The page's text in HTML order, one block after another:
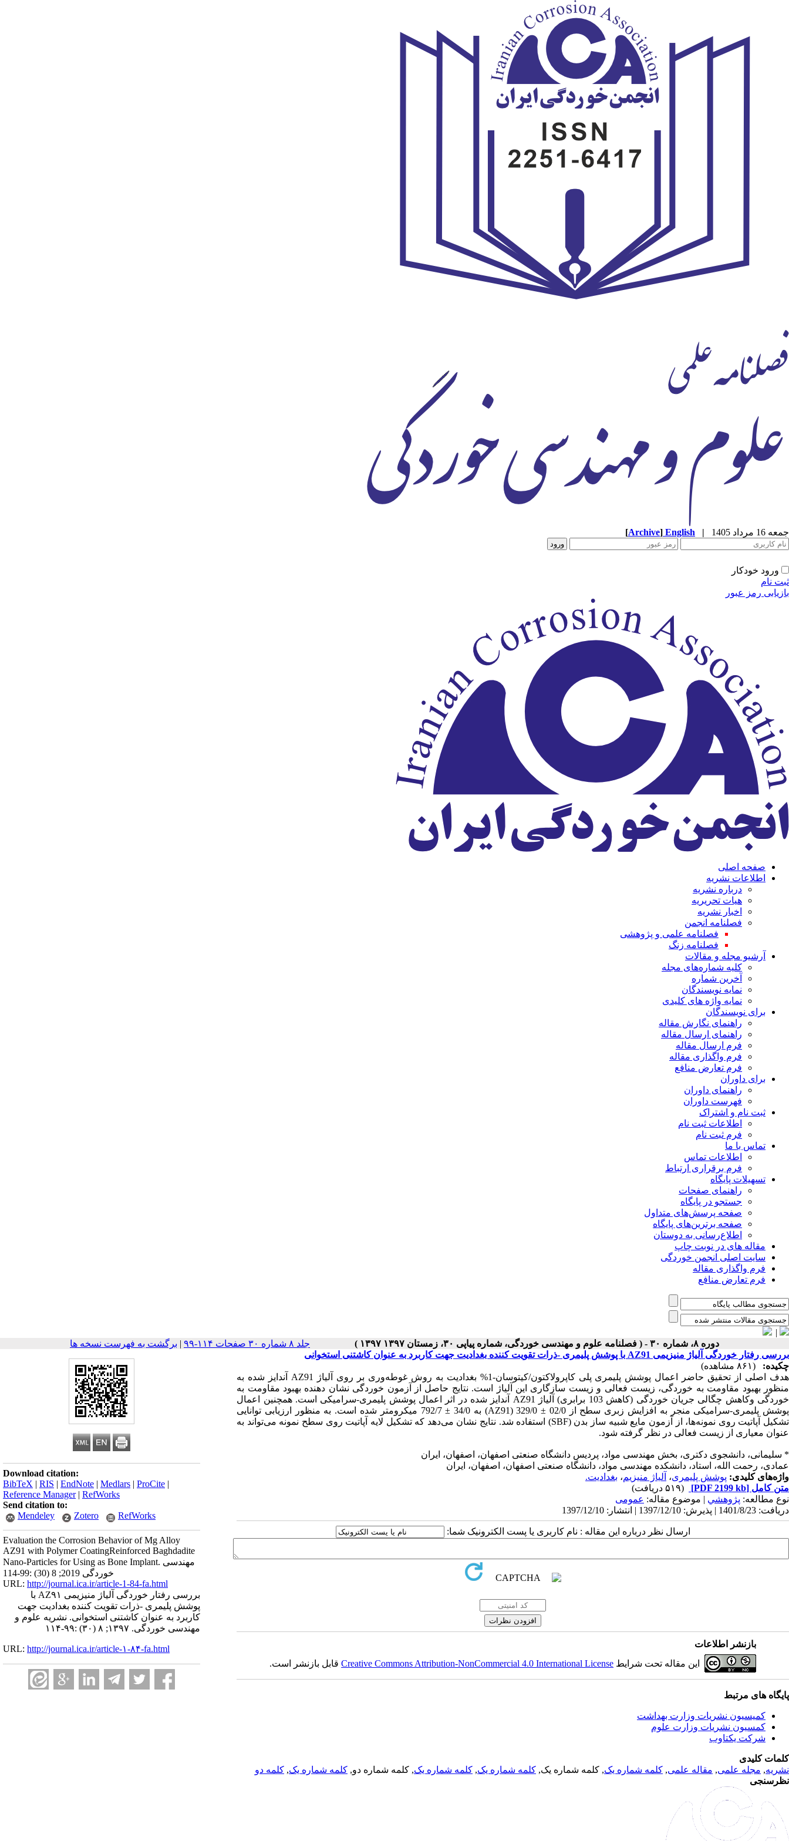
جمعه 16 مرداد 1405 |
English
[Archive]
ورود خودکار
ثبت نام
بازیابی رمز عبور
صفحه اصلی
اطلاعات نشریه
درباره نشریه
هیات تحریریه
اخبار نشریه
فصلنامه انجمن
فصلنامه علمی و پژوهشی
فصلنامه زنگ
آرشیو مجله و مقالات
کلیه شماره‌های مجله
آخرین شماره
نمایه نویسندگان
نمایه واژه های کلیدی
برای نویسندگان
راهنمای نگارش مقاله
راهنمای ارسال مقاله
فرم ارسال مقاله
فرم واگذاری مقاله
فرم تعارض منافع
برای داوران
راهنمای داوران
فهرست داوران
ثبت نام و اشتراک
اطلاعات ثبت نام
فرم ثبت نام
تماس با ما
اطلاعات تماس
فرم برقراری ارتباط
تسهیلات پایگاه
راهنمای صفحات
جستجو در پایگاه
صفحه پرسش‌های متداول
صفحه برترین‌های پایگاه
اطلاع‌رسانی به دوستان
مقاله های در نوبت چاپ
سایت اصلی انجمن خوردگی
فرم واگذاری مقاله
فرم تعارض منافع
|
دوره ۸، شماره ۳۰ - ( فصلنامه علوم و مهندسی خوردگی، شماره پیاپی ۳۰، زمستان ۱۳۹۷ ۱۳۹۷ )
جلد ۸ شماره ۳۰ صفحات ۱۱۴-۹۹ | برگشت به فهرست نسخه ها
Download citation:
BibTeX | RIS | EndNote | Medlars | ProCite |
Reference Manager| RefWorks
Send citation to:
Mendeley
Zotero RefWorks
Evaluation the Corrosion Behavior of Mg Alloy
AZ91 with Polymer CoatingReinforced Baghdadite
Nano-Particles for Using as Bone Implant. مهندسی
خوردگی 2019; 8 (30) :99-114
URL: http://journal.ica.ir/article-1-84-fa.html
بررسی رفتار خوردگی آلیاژ منیزیمی AZ۹۱ با
پوشش پلیمری -ذرات تقویت کننده بغدادیت جهت
کاربرد به عنوان کاشتنی استخوانی. نشریه علوم و
مهندسی خوردگی. ۱۳۹۷; ۸ (۳۰) :۹۹-۱۱۴
URL: http://journal.ica.ir/article-۱-۸۴-fa.html
بررسی رفتار خوردگی آلیاژ منیزیمی AZ91 با پوشش پلیمری -ذرات تقویت کننده بغدادیت جهت کاربرد به عنوان کاشتنی استخوانی
چکیده:
(۸۶۱ مشاهده)
هدف اصلی از تحقیق حاضر اعمال پوشش پلیمری پلی کاپرولاکتون/کیتوسان-1% بغدادیت به روش غوطه‌وری بر روی آلیاژ AZ91 آندایز شده به
منظور بهبود مقاومت به خوردگی، زیست فعالی و زیست سازگاری این آلیاژ است. نتایج حاصل از آزمون خوردگی نشان دهنده بهبود مقاومت به
خوردگی وکاهش چگالی جریان خوردگی (کاهش 103 برابری) آلیاژ AZ91 آندایز شده در اثر اعمال پوشش پلیمری-سرامیکی است. همچنین اعمال
پوشش پلیمری-سرامیکی منجر به افزایش زبری سطح از 02/0 ± 329/0 (AZ91) به 34/0 ± 792/7 میکرومتر شده است. به منظور ارزیابی توانایی
تشکیل آپاتیت روی نمونه‌ها، از آزمون مایع شبیه ساز بدن (SBF) استفاده شد. نتایج نشان می‌دهد که تشکیل لایه آپاتیت روی سطح نمونه می‌تواند به
عنوان معیاری از زیست فعالی در نظر گرفته شود.
* سلیمانی، دانشجوی دکتری، بخش مهندسی مواد، پردیس دانشگاه صنعتی اصفهان، اصفهان، ایران
عمادی، رحمت الله، استاد، دانشکده مهندسی مواد، دانشگاه صنعتی اصفهان، اصفهان، ایران
واژه‌های کلیدی: پوشش پلیمری، آلیاژ منیزیم، بغدادیت.
متن کامل [PDF 2199 kb]
(۵۱۹ دریافت)
نوع مطالعه: پژوهشي | موضوع مقاله: عمومى
دریافت: 1401/8/23 | پذیرش: 1397/12/10 | انتشار: 1397/12/10
ارسال نظر درباره این مقاله : نام کاربری یا پست الکترونیک شما:
بازنشر اطلاعات
این مقاله تحت شرایط Creative Commons Attribution-NonCommercial 4.0 International Licenseقابل بازنشر است.
پایگاه های مرتبط
کمیسیون نشریات وزارت بهداشت
کمسیون نشریات وزارت علوم
شرکت یکتاوب
کلمات کلیدی
نشریه, مجله علمی, مقاله علمی, کلمه شماره یک, کلمه شماره یک, کلمه شماره یک, کلمه شماره یک, کلمه شماره دو, کلمه شماره یک, کلمه دو
نظرسنجی